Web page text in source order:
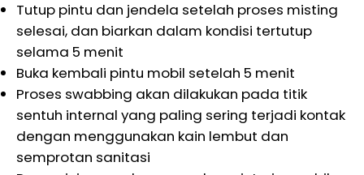
Tutup pintu dan jendela setelah proses misting
selesai, dan biarkan dalam kondisi tertutup
selama 5 menit
Buka kembali pintu mobil setelah 5 menit
Proses swabbing akan dilakukan pada titik
sentuh internal yang paling sering terjadi kontak
dengan menggunakan kain lembut dan
semprotan sanitasi